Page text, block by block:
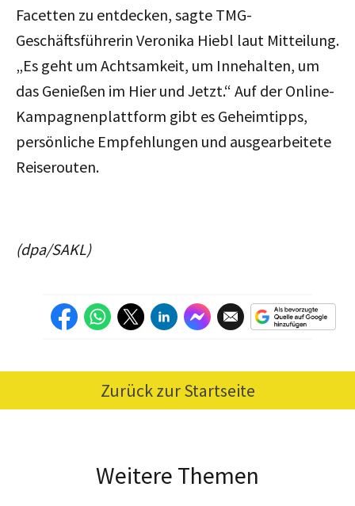
Facetten zu entdecken, sagte TMG-
Geschäftsführerin Veronika Hiebl laut Mitteilung.
„Es geht um Achtsamkeit, um Innehalten, um
das Genießen im Hier und Jetzt.“ Auf der Online-
Kampagnenplattform gibt es Geheimtipps,
persönliche Empfehlungen und ausgearbeitete
Reiserouten.
(dpa/SAKL)
Zurück zur Startseite
Weitere Themen